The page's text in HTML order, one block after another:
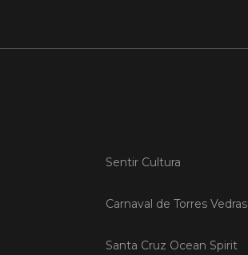
Sentir Cultura
Carnaval de Torres Vedras
Santa Cruz Ocean Spirit